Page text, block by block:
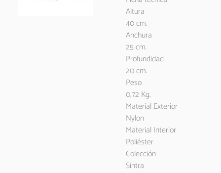
Altura
40 cm.
Anchura
25 cm.
Profundidad
20 cm.
Peso
0,72 Kg.
Material Exterior
Nylon
Material Interior
Poliéster
Colección
Sintra